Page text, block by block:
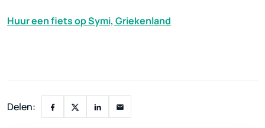
Huur een fiets op Symi, Griekenland
Delen: